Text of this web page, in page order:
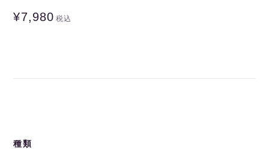
¥7,980 税込
種類